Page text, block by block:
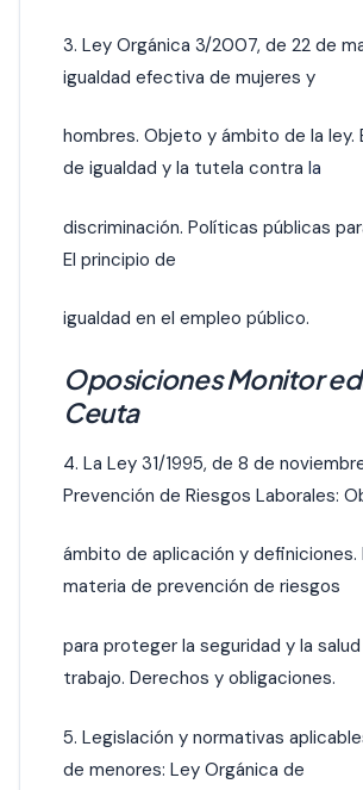
3. Ley Orgánica 3/2007, de 22 de
igualdad efectiva de mujeres y
hombres. Objeto y ámbito de la ley.
de igualdad y la tutela contra la
discriminación. Políticas públicas
El principio de
igualdad en el empleo público.
Oposiciones Monitor
Ceuta
4. La Ley 31/1995, de 8 de
Prevención de Riesgos Laborales:
ámbito de aplicación y definiciones.
materia de prevención de riesgos
para proteger la seguridad y la
trabajo. Derechos y obligaciones.
5. Legislación y normativas
de menores: Ley Orgánica de